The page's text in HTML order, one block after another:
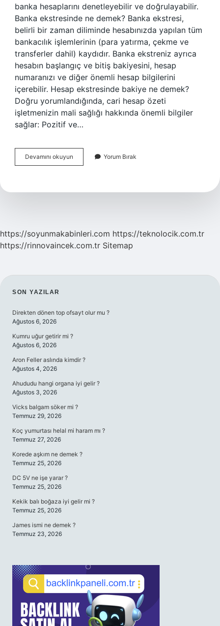
banka hesaplarını denetleyebilir ve doğrulayabilir.
Banka ekstresinde ne demek? Banka ekstresi,
belirli bir zaman diliminde hesabınızda yapılan tüm
bankacılık işlemlerinin (para yatırma, çekme ve
transferler dahil) kaydıdır. Banka ekstreniz ayrıca
hesabın başlangıç ​​ve bitiş bakiyesini, hesap
numaranızı ve diğer önemli hesap bilgilerini
içerebilir. Hesap ekstresinde bakiye ne demek?
Doğru yorumlandığında, cari hesap özeti
işletmenizin mali sağlığı hakkında önemli bilgiler
sağlar: Pozitif ve…
Devamını okuyun
Ekstresi
Gelir
Yorum Bırak
https://soyunmakabinleri.com https://teknolocik.com.tr
https://rinnovaincek.com.tr Sitemap
SIDEBAR
SON YAZILAR
Direkten dönen top ofsayt olur mu ?
Ağustos 6, 2026
Kumru uğur getirir mi ?
Ağustos 6, 2026
Aron Feller aslında kimdir ?
Ağustos 4, 2026
Ahududu hangi organa iyi gelir ?
Ağustos 3, 2026
Vicks balgam söker mi ?
Temmuz 29, 2026
Koç yumurtası helal mi haram mı ?
Temmuz 27, 2026
Korede aşkım ne demek ?
Temmuz 25, 2026
DC 5V ne işe yarar ?
Temmuz 25, 2026
Kekik balı boğaza iyi gelir mi ?
Temmuz 25, 2026
James ismi ne demek ?
Temmuz 23, 2026